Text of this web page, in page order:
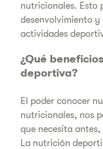
nutricionales. Esto
desenvolvimiento
actividades
¿Qué
deportiva?
El poder conocer
nutricionales, nos
que necesita
La nutrición